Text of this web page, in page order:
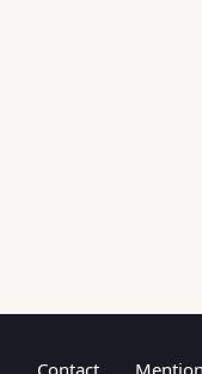
Contact